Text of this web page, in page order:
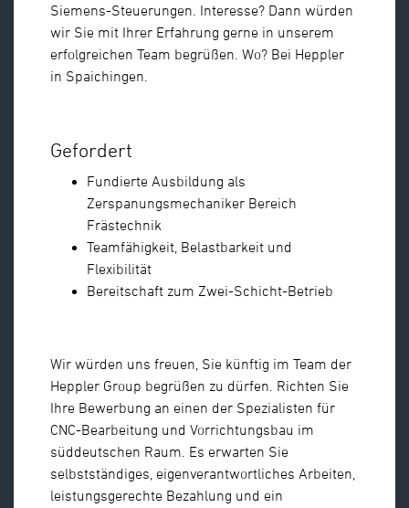
Siemens-Steuerungen. Interesse? Dann würden
wir Sie mit Ihrer Erfahrung gerne in unserem
erfolgreichen Team begrüßen. Wo? Bei Heppler
in Spaichingen.
Gefordert
Fundierte Ausbildung als
Zerspanungsmechaniker Bereich
Frästechnik
Teamfähigkeit, Belastbarkeit und
Flexibilität
Bereitschaft zum Zwei-Schicht-Betrieb
Wir würden uns freuen, Sie künftig im Team der
Heppler Group begrüßen zu dürfen. Richten Sie
Ihre Bewerbung an einen der Spezialisten für
CNC-Bearbeitung und Vorrichtungsbau im
süddeutschen Raum. Es erwarten Sie
selbstständiges, eigenverantwortliches Arbeiten,
leistungsgerechte Bezahlung und ein